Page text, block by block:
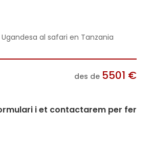
al safari en Tanzania
des de 5501 €
i et contactarem per fer